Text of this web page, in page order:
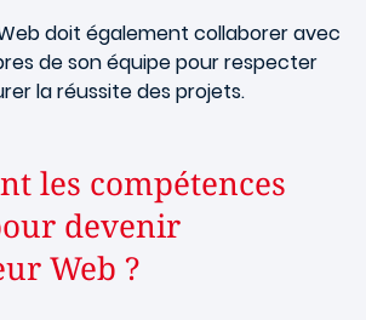
doit également collaborer avec
de son équipe pour respecter
la réussite des projets.
les compétences
devenir
Web ?